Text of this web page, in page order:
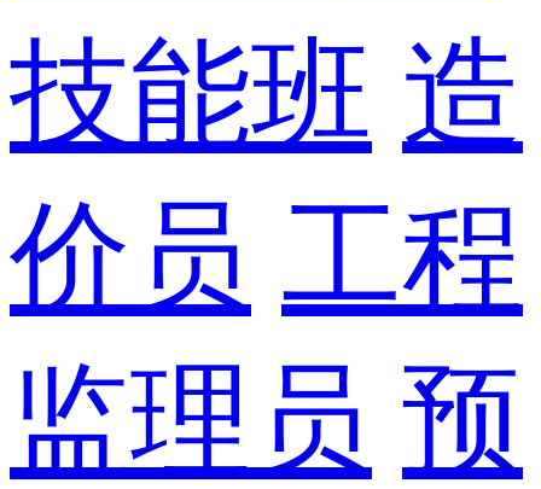
技能班 造
价员 工程
监理员 预